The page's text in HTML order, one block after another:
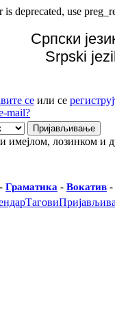
deprecated, use
Српски
Srpski
се или се
mail?
имејлом, лозинком и
- Граматика - Вокатив -
Тагови